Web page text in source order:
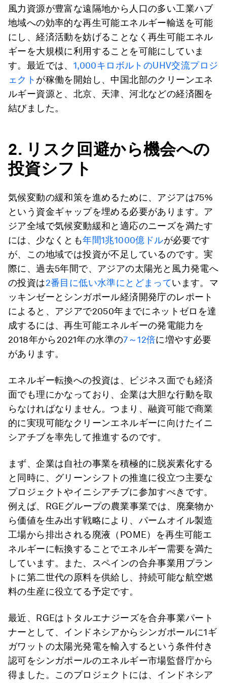
風力資源が豊富な遠隔地から人口の多い工業ハブ
地域への効率的な再生可能エネルギー輸送を可能
にし、経済活動を妨げることなく再生可能エネル
ギーを大規模に利用することを可能にしていま
す。最近では、 1,000キロボルトのUHV交流プロジ
ェクト が稼働を開始し、中国北部のクリーンエネ
ルギー資源と、北京、天津、河北などの経済圏を
結びました。
2. リスク回避から機会への
投資シフト
気候変動の緩和策を進めるために、アジアは75%
という資金ギャップを埋める必要があります。ア
ジア全域で気候変動緩和と適応のニーズを満たす
には、少なくとも年間1兆1000億ドルが必要です
が、この地域では投資が不足しているのです。実
際に、過去5年間で、アジアの太陽光と風力発電へ
の投資は2番目に低い水準にとどまっています。マ
ッキンゼーとシンガポール経済開発庁のレポート
によると、アジアで2050年までにネットゼロを達
成するには、再生可能エネルギーの発電能力を
2018年から2021年の水準の7～12倍に増やす必要
があります。
エネルギー転換への投資は、ビジネス面でも経済
面でも理にかなっており、企業は大胆な行動を取
らなければなりません。つまり、融資可能で商業
的に実現可能なクリーンエネルギーに向けたイニ
シアチブを率先して推進するのです。
まず、企業は自社の事業を積極的に脱炭素化する
と同時に、グリーンシフトの推進に役立つ主要な
プロジェクトやイニシアチブに参加すべきです。
例えば、RGEグループの農業事業では、廃棄物か
ら価値を生み出す戦略により、パームオイル製造
工場から排出される廃液（POME）を再生可能エ
ネルギーに転換することでエネルギー需要を満た
しています。また、スペインの合弁事業用プラン
トに第二世代の原料を供給し、持続可能な航空燃
料の生産に役立てる予定です。
最近、RGEはトタルエナジーズを合弁事業パート
ナーとして、インドネシアからシンガポールに1ギ
ガワットの太陽光発電を輸入するという条件付き
認可をシンガポールのエネルギー市場監督庁から
得ました。このプロジェクトには、インドネシア